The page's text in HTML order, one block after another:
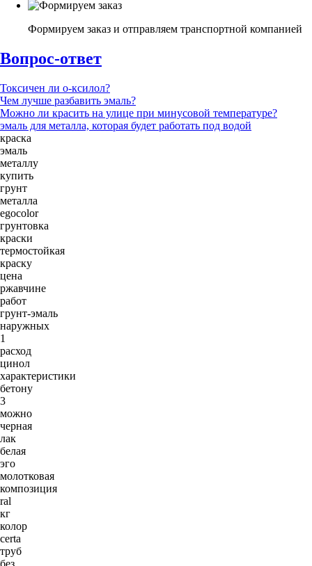
Формируем заказ и отправляем транспортной компанией
Вопрос-ответ
Токсичен ли о-ксилол?
Чем лучше разбавить эмаль?
Можно ли красить на улице при минусовой температуре?
эмаль для металла, которая будет работать под водой
краска
эмаль
металлу
купить
грунт
металла
egocolor
грунтовка
краски
термостойкая
краску
цена
ржавчине
работ
грунт-эмаль
наружных
1
расход
цинол
характеристики
бетону
3
можно
черная
лак
белая
эго
молотковая
композиция
ral
кг
колор
certa
труб
без